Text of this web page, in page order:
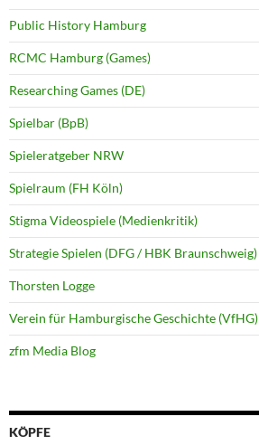
Public History Hamburg
RCMC Hamburg (Games)
Researching Games (DE)
Spielbar (BpB)
Spieleratgeber NRW
Spielraum (FH Köln)
Stigma Videospiele (Medienkritik)
Strategie Spielen (DFG / HBK Braunschweig)
Thorsten Logge
Verein für Hamburgische Geschichte (VfHG)
zfm Media Blog
KÖPFE